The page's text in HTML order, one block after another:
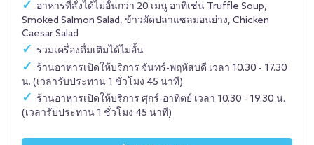
อาหารที่สั่งได้ไม่อั้นกว่า 20 เมนู อาทิเช่น Truffle Soup,
Smoked Salmon Salad, ข้าวผัดปลาแซลมอนย่าง, Chicken
Caesar Salad
รวมเครื่องดื่มเติมได้ไม่อั้น
ร้านอาหารเปิดให้บริการ จันทร์-พฤหัสบดี เวลา 10.30 - 17.30
น. (เวลารับประทาน 1 ชั่วโมง 45 นาที)
ร้านอาหารเปิดให้บริการ ศุกร์-อาทิตย์ เวลา 10.30 - 19.30 น.
(เวลารับประทาน 1 ชั่วโมง 45 นาที)